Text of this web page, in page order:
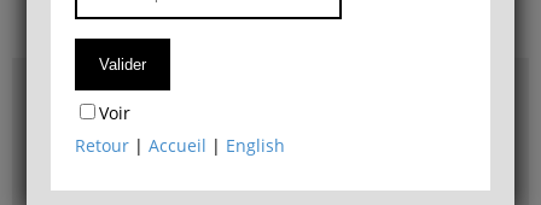
Accès & plans
Bibliothèque du Département de philosophie
Voir
Retour |Accueil | English